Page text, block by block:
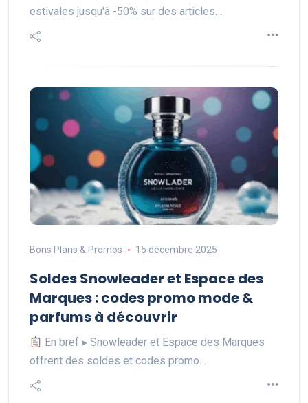
estivales jusqu'à -50% sur des articles…
Bons Plans & Promos 15 décembre 2025
Soldes Snowleader et Espace des
Marques : codes promo mode &
parfums à découvrir
En bref ▸ Snowleader et Espace des Marques
offrent des soldes et codes promo…